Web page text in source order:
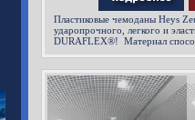
Пластиковые чемоданы Heys
ударопрочного, легкого и
DURAFLEX®! Материал